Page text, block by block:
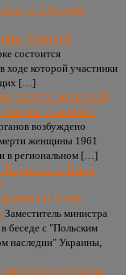
Омичей
состоится
ходе которой участники
[…]
знакомой
возбуждено
женщины 1961
в региональном […]
и Киев
Заместитель министра
беседе с "Польским
наследии" Украины,